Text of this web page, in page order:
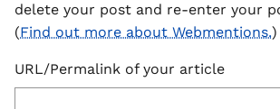
delete your post and re-enter your
(Find out more about Webmentions.)
URL/Permalink of your article